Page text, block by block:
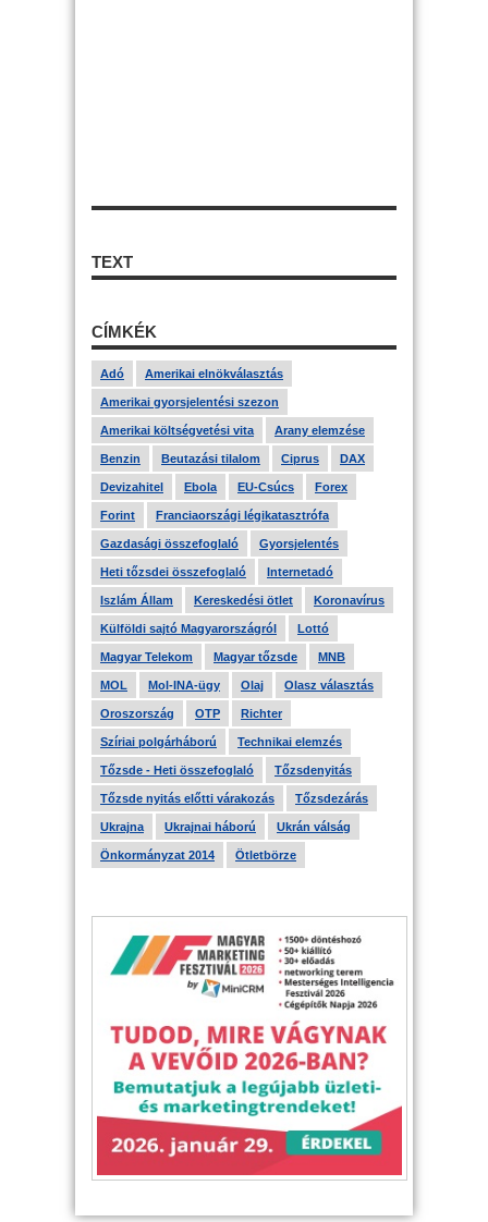
TEXT
CÍMKÉK
Adó Amerikai elnökválasztás
Amerikai gyorsjelentési szezon
Amerikai költségvetési vita Arany elemzése
Benzin Beutazási tilalom Ciprus DAX
Devizahitel Ebola EU-Csúcs Forex
Forint Franciaországi légikatasztrófa
Gazdasági összefoglaló Gyorsjelentés
Heti tőzsdei összefoglaló Internetadó
Iszlám Állam Kereskedési ötlet Koronavírus
Külföldi sajtó Magyarországról Lottó
Magyar Telekom Magyar tőzsde MNB
MOL Mol-INA-ügy Olaj Olasz választás
Oroszország OTP Richter
Szíriai polgárháború Technikai elemzés
Tőzsde - Heti összefoglaló Tőzsdenyitás
Tőzsde nyitás előtti várakozás Tőzsdezárás
Ukrajna Ukrajnai háború Ukrán válság
Önkormányzat 2014 Ötletbörze